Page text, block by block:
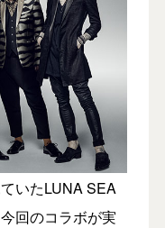
いたLUNA SEA
回のコラボが実